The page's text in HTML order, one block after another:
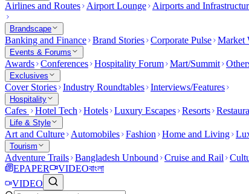
Airlines and Routes Airport Lounge Airports and
Brandscape
Banking and Finance Brand Stories Corporate Pulse Market
Events & Forums
Awards Conferences Hospitality Forum Mart/Summit
Exclusives
Cover Stories Industry Roundtables Interviews/Features
Hospitality
Cafes Hotel Tech Hotels Luxury Escapes Resorts
Life & Style
Art and Culture Automobiles Fashion Home and Living
Tourism
Adventure Trails Bangladesh Unbound Cruise and Rail
EPAPER
VIDEOবাংলা
VIDEO